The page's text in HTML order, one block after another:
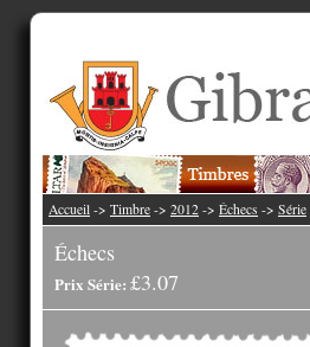
Accueil -> Timbre -> 2012 -> Échecs -> Série
Échecs
Prix Série: £3.07